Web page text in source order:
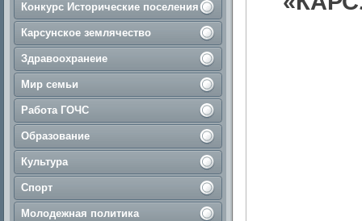
Конкурс Исторические поселения
Карсунское землячество
Здравоохранеие
Мир семьи
Работа ГОЧС
Образование
Культура
Спорт
Молодежная политика